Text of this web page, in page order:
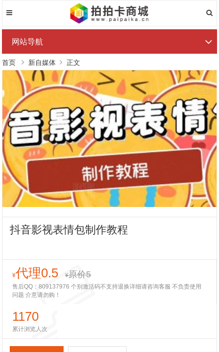
网站导航
首页 新自媒体 正文
抖音影视表情包制作教程
¥代理0.5 ¥原价5
售后QQ：809137976 个别激活码不支持退换详细请咨询客服 不负责使用
问题 介意请勿购！
1170
累计浏览人次